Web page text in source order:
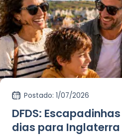
Postado: 1/07/2026
DFDS:
dias para Inglaterra